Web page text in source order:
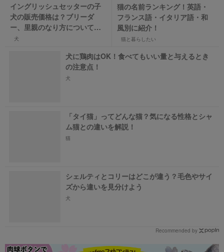
イングリッシュセッターの子
犬の販売価格は？ブリーダ
ー、里親のなり方について解
説
犬
猫の名前ランキング！英語・
フランス語・イタリア語・和
風別に紹介！
猫と暮らしたい
犬に鶏肉はOK！食べてもいい量と与えるとき
の注意点！
犬
「タイ猫」ってどんな猫？気になる性格とシャ
ム猫との違いを解説！
猫
シェルティとコリーはどこが違う？毛色やサイ
ズから違いを見分けよう
犬
Recommended by